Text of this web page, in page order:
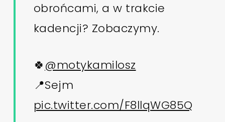
obrońcami, a w trakcie
kadencji? Zobaczymy.
🍀@motykamilosz
📍Sejm
pic.twitter.com/F8llqWG85Q